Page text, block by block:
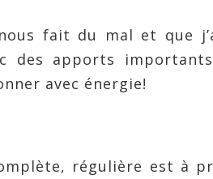
fait du mal et que
des apports
avec énergie!
régulière est à